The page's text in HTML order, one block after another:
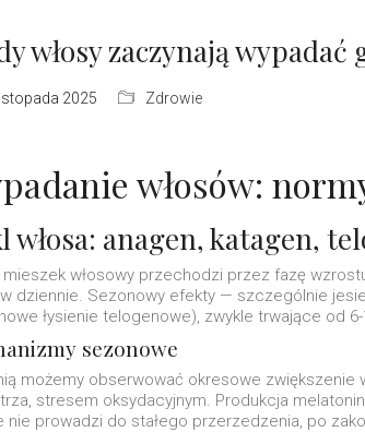
włosy zaczynają
2025 Zdrowie
włosów:
włosa: anagen, katagen,
mieszek włosowy przechodzi przez fazę
dziennie. Sezonowy efekty — szczególnie
łysienie telogenowe), zwykle trwające od
sezonowe
możemy obserwować okresowe
stresem oksydacyjnym. Produkcja
nie prowadzi do stałego przerzedzenia, po